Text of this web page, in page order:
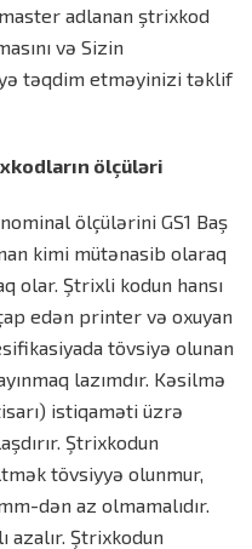
adlanan ştrixkod
və Sizin
təqdim etməyinizi təklif
ölçüləri
ölçülərini GS1 Baş
kimi mütənasib olaraq
olar. Ştrixli kodun hansı
edən printer və oxuyan
tövsiyə olunan
lazımdır. Kəsilmə
istiqaməti üzrə
Ştrixkodun
tövsiyyə olunmur,
dən az olmamalıdır.
azalır. Ştrixkodun